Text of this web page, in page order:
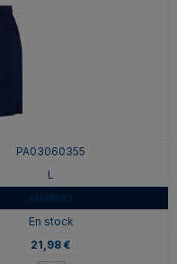
PA03060355
L
MARINO
En stock
21,98 €